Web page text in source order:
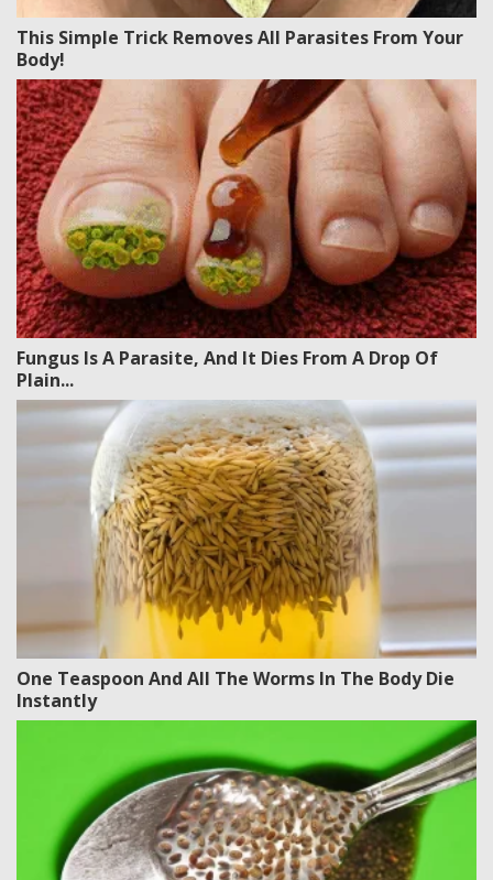
This Simple Trick Removes All Parasites From Your
Body!
Fungus Is A Parasite, And It Dies From A Drop Of
Plain...
One Teaspoon And All The Worms In The Body Die
Instantly